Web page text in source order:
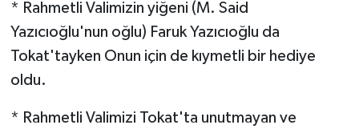
* Rahmetli Valimizin yiğeni (M. Said
Yazıcıoğlu'nun oğlu) Faruk Yazıcıoğlu da
Tokat'tayken Onun için de kıymetli bir hediye
oldu.
* Rahmetli Valimizi Tokat'ta unutmayan ve